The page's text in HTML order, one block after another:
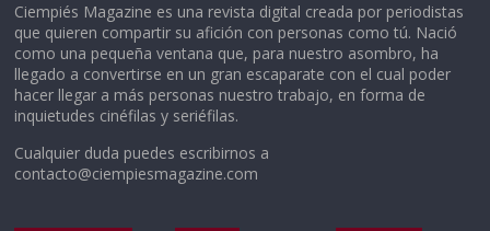
Ciempiés Magazine es una revista digital creada por periodistas
que quieren compartir su afición con personas como tú. Nació
como una pequeña ventana que, para nuestro asombro, ha
llegado a convertirse en un gran escaparate con el cual poder
hacer llegar a más personas nuestro trabajo, en forma de
inquietudes cinéfilas y seriéfilas.
Cualquier duda puedes escribirnos a
contacto@ciempiesmagazine.com